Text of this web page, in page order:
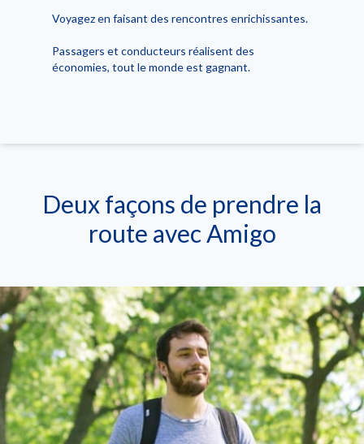
Voyagez en faisant des rencontres enrichissantes.
Passagers et conducteurs réalisent des
économies, tout le monde est gagnant.
Deux façons de prendre la
route avec Amigo